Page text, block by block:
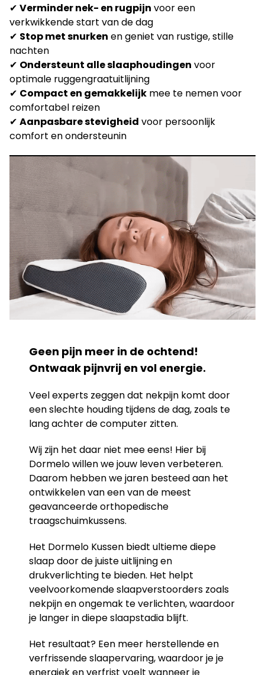
✔ Verminder nek- en rugpijn voor een
verkwikkende start van de dag
✔ Stop met snurken en geniet van rustige, stille
nachten
✔ Ondersteunt alle slaaphoudingen voor
optimale ruggengraatuitlijning
✔ Compact en gemakkelijk mee te nemen voor
comfortabel reizen
✔ Aanpasbare stevigheid voor persoonlijk
comfort en ondersteunin
Geen pijn meer in de ochtend!
Ontwaak pijnvrij en vol energie.
Veel experts zeggen dat nekpijn komt door
een slechte houding tijdens de dag, zoals te
lang achter de computer zitten.
Wij zijn het daar niet mee eens! Hier bij
Dormelo willen we jouw leven verbeteren.
Daarom hebben we jaren besteed aan het
ontwikkelen van een van de meest
geavanceerde orthopedische
traagschuimkussens.
Het Dormelo Kussen biedt ultieme diepe
slaap door de juiste uitlijning en
drukverlichting te bieden. Het helpt
veelvoorkomende slaapverstoorders zoals
nekpijn en ongemak te verlichten, waardoor
je langer in diepe slaapstadia blijft.
Het resultaat? Een meer herstellende en
verfrissende slaapervaring, waardoor je je